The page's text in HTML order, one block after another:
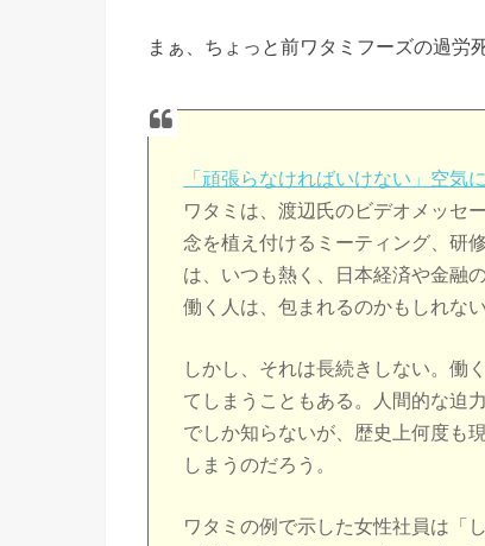
まぁ、ちょっと前ワタミフーズの過労
「頑張らなければいけない」空気
ワタミは、渡辺氏のビデオメッセ
念を植え付けるミーティング、研
は、いつも熱く、日本経済や金融
働く人は、包まれるのかもしれな
しかし、それは長続きしない。働
てしまうこともある。人間的な迫
でしか知らないが、歴史上何度も
しまうのだろう。
ワタミの例で示した女性社員は「